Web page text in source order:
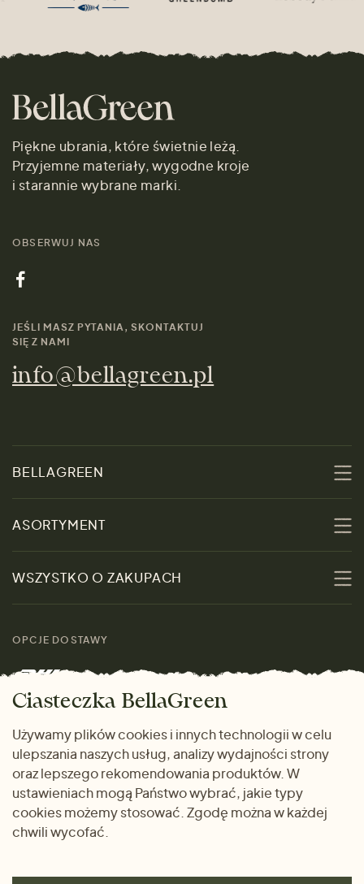
Piękne ubrania, które świetnie leżą.
Przyjemne materiały, wygodne kroje
i starannie wybrane marki.
OBSERWUJ NAS
JEŚLI MASZ PYTANIA, SKONTAKTUJ
SIĘ Z NAMI
info@bellagreen.pl
BELLAGREEN
Zrównoważoność
Skontaktuj się z nami
Marki
ASORTYMENT
Kobiety
Mężczyźni
Prezenty
WSZYSTKO O ZAKUPACH
rozmiarach
Zwrot towaru
Dlaczego warto kupować
u nas
OPCJE DOSTAWY
METODY PŁATNOŚCI
Ciasteczka BellaGreen
Używamy plików cookies i innych technologii w celu
ulepszania naszych usług, analizy wydajności strony
oraz lepszego rekomendowania produktów. W
ustawieniach mogą Państwo wybrać, jakie typy
cookies możemy stosować. Zgodę można w każdej
chwili wycofać.